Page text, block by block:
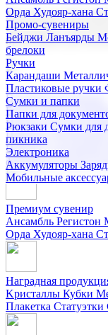
Орда Худояр-хана
Промо-сувениры
Бейджи Ланъярды
брелоки
Ручки
Карандаши
Пластиковые ручки
Сумки и папки
Папки для
Рюкзаки Сумки для
пикника
Электроника
Аккумуляторы
Мобильные
Мы предлагаем
сувениров с
продукцию для
Подарочные наборы
Бизнес наборы
Наборы из кожи
Наборы с бутылками
Наборы с кружками
флешками
Премиум сувенир
Ансамбль Регистон
Орда Худояр-хана
Наградная
Kристаллы Кубки
Плакетка Статуэтки